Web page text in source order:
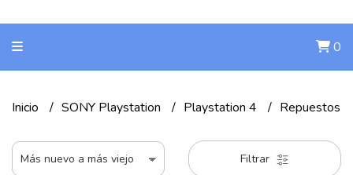
0
Inicio SONY Playstation Playstation 4 Repuestos
Filtrar